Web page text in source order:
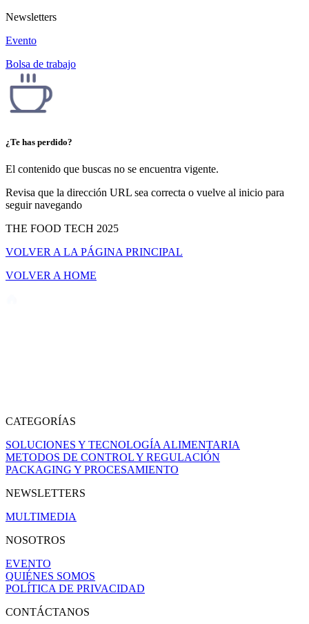
Newsletters
Evento
Bolsa de trabajo
¿Te has perdido?
El contenido que buscas no se encuentra vigente.
Revisa que la dirección URL sea correcta o vuelve al inicio para
seguir navegando
THE FOOD TECH 2025
VOLVER A LA PÁGINA PRINCIPAL
VOLVER A HOME
CATEGORÍAS
SOLUCIONES Y TECNOLOGÍA ALIMENTARIA
METODOS DE CONTROL Y REGULACIÓN
PACKAGING Y PROCESAMIENTO
NEWSLETTERS
MULTIMEDIA
NOSOTROS
EVENTO
QUIÉNES SOMOS
POLÍTICA DE PRIVACIDAD
CONTÁCTANOS